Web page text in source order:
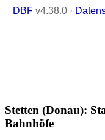
Stetten (Donau):
Bahnhöfe